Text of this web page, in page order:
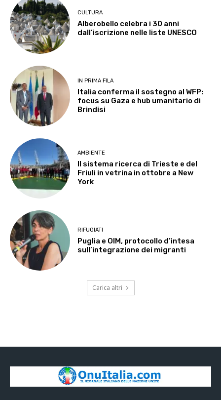
CULTURA
Alberobello celebra i 30 anni
dall’iscrizione nelle liste UNESCO
IN PRIMA FILA
Italia conferma il sostegno al WFP:
focus su Gaza e hub umanitario di
Brindisi
AMBIENTE
Il sistema ricerca di Trieste e del
Friuli in vetrina in ottobre a New
York
RIFUGIATI
Puglia e OIM, protocollo d’intesa
sull’integrazione dei migranti
Carica altri